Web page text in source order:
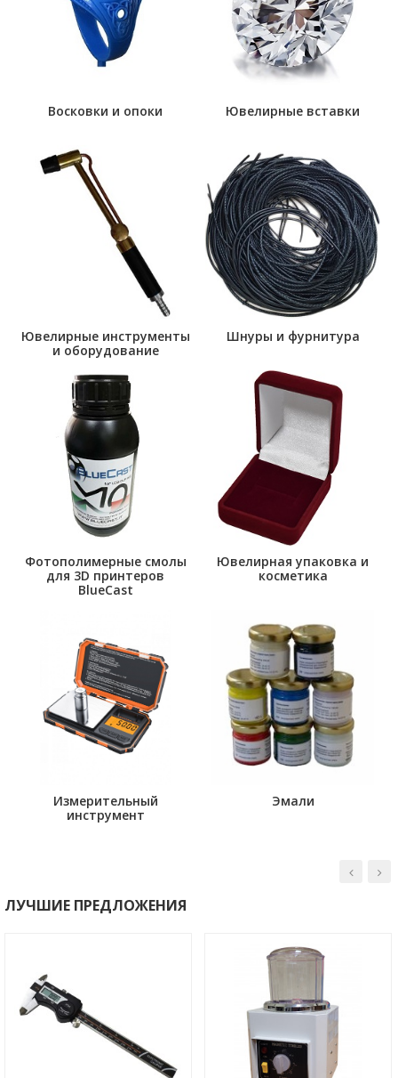
Восковки и опоки Ювелирные вставки
Ювелирные инструменты
и оборудование
Шнуры и фурнитура
Фотополимерные смолы
для 3D принтеров
BlueCast
Ювелирная упаковка и
косметика
Измерительный
инструмент
Эмали
ЛУЧШИЕ ПРЕДЛОЖЕНИЯ